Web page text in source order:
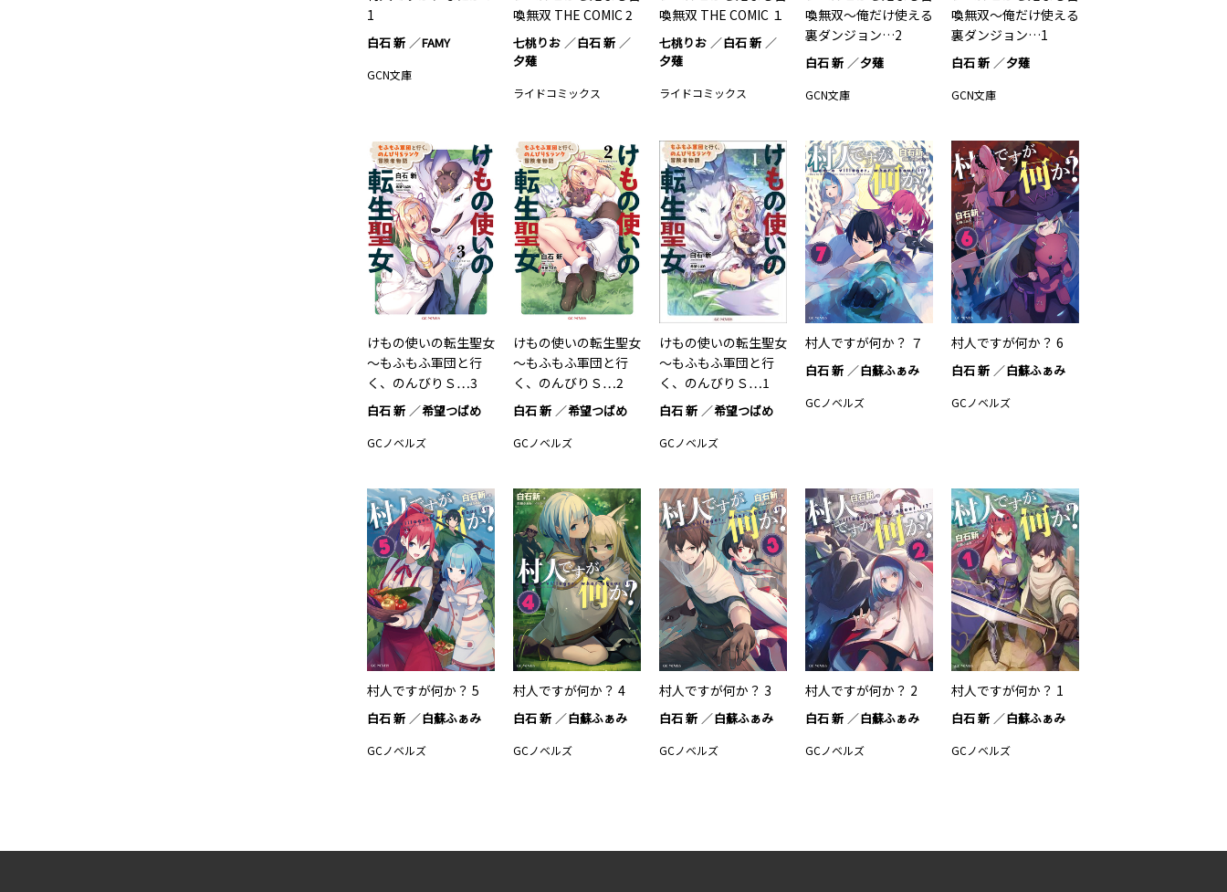
1
白石 新 FAMY
GCN文庫
喚無双 THE COMIC 2
七桃りお
白石 新
夕薙
ライドコミックス
喚無双 THE COMIC １
七桃りお
白石 新
夕薙
ライドコミックス
喚無双～俺だけ使える
裏ダンジョン…2
白石 新 夕薙
GCN文庫
喚無双～俺だけ使える
裏ダンジョン…1
白石 新 夕薙
GCN文庫
けもの使いの転生聖女
～もふもふ軍団と行
く、のんびりＳ…3
白石 新 希望つばめ
GCノベルズ
けもの使いの転生聖女
～もふもふ軍団と行
く、のんびりＳ…2
白石 新 希望つばめ
GCノベルズ
けもの使いの転生聖女
～もふもふ軍団と行
く、のんびりＳ…1
白石 新 希望つばめ
GCノベルズ
村人ですが何か？ ７
白石 新 白蘇ふぁみ
GCノベルズ
村人ですが何か？ 6
白石 新 白蘇ふぁみ
GCノベルズ
村人ですが何か？ 5
白石 新 白蘇ふぁみ
GCノベルズ
村人ですが何か？ 4
白石 新 白蘇ふぁみ
GCノベルズ
村人ですが何か？ 3
白石 新 白蘇ふぁみ
GCノベルズ
村人ですが何か？ 2
白石 新 白蘇ふぁみ
GCノベルズ
村人ですが何か？ 1
白石 新 白蘇ふぁみ
GCノベルズ